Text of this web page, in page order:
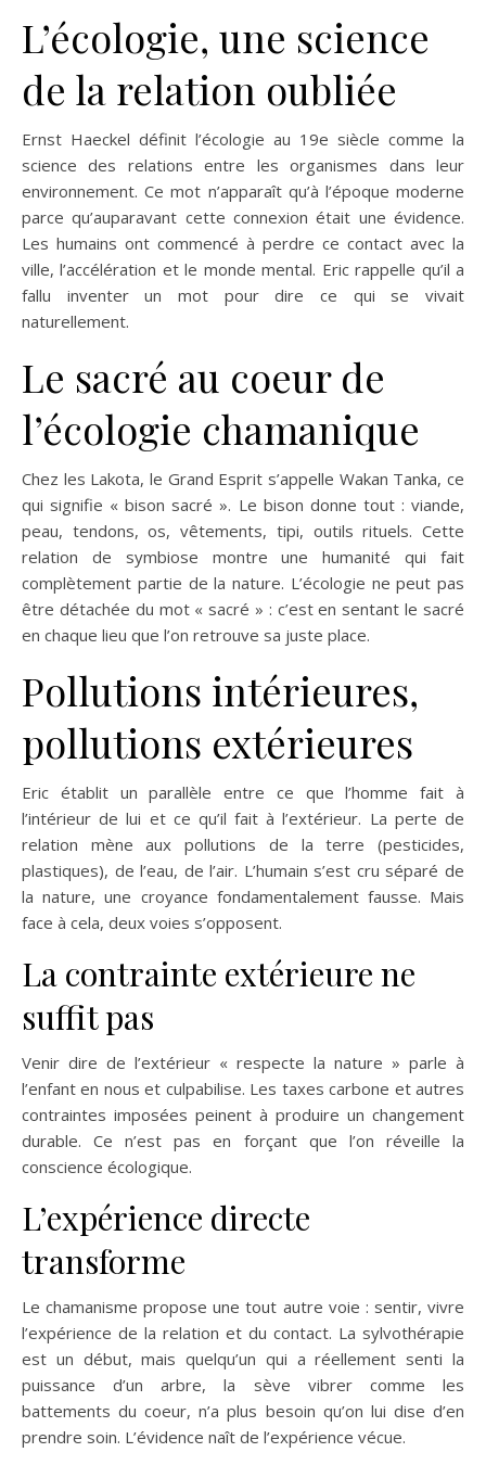
L’écologie, une science
de la relation oubliée
Ernst Haeckel définit l’écologie au 19e siècle comme la
science des relations entre les organismes dans leur
environnement. Ce mot n’apparaît qu’à l’époque moderne
parce qu’auparavant cette connexion était une évidence.
Les humains ont commencé à perdre ce contact avec la
ville, l’accélération et le monde mental. Eric rappelle qu’il a
fallu inventer un mot pour dire ce qui se vivait
naturellement.
Le sacré au coeur de
l’écologie chamanique
Chez les Lakota, le Grand Esprit s’appelle Wakan Tanka, ce
qui signifie « bison sacré ». Le bison donne tout : viande,
peau, tendons, os, vêtements, tipi, outils rituels. Cette
relation de symbiose montre une humanité qui fait
complètement partie de la nature. L’écologie ne peut pas
être détachée du mot « sacré » : c’est en sentant le sacré
en chaque lieu que l’on retrouve sa juste place.
Pollutions intérieures,
pollutions extérieures
Eric établit un parallèle entre ce que l’homme fait à
l’intérieur de lui et ce qu’il fait à l’extérieur. La perte de
relation mène aux pollutions de la terre (pesticides,
plastiques), de l’eau, de l’air. L’humain s’est cru séparé de
la nature, une croyance fondamentalement fausse. Mais
face à cela, deux voies s’opposent.
La contrainte extérieure ne
suffit pas
Venir dire de l’extérieur « respecte la nature » parle à
l’enfant en nous et culpabilise. Les taxes carbone et autres
contraintes imposées peinent à produire un changement
durable. Ce n’est pas en forçant que l’on réveille la
conscience écologique.
L’expérience directe
transforme
Le chamanisme propose une tout autre voie : sentir, vivre
l’expérience de la relation et du contact. La sylvothérapie
est un début, mais quelqu’un qui a réellement senti la
puissance d’un arbre, la sève vibrer comme les
battements du coeur, n’a plus besoin qu’on lui dise d’en
prendre soin. L’évidence naît de l’expérience vécue.